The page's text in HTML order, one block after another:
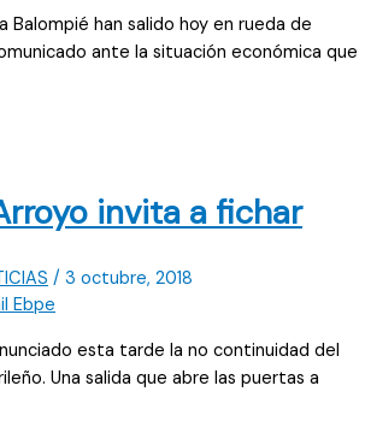
Balompié han salido hoy en rueda de
ante la situación económica que
invita a fichar
/ 3 octubre, 2018
esta tarde la no continuidad del
Una salida que abre las puertas a